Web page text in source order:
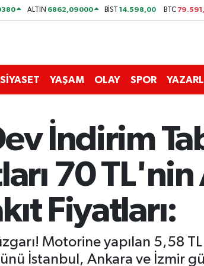
ALTIN 6862,09000 BİST14.598,00 BTC
SİYASET YAŞAM OLAY SPOR
İndirim
70 TL'nin
Fiyatları:
Motorine yapılan 5,58
İstanbul, Ankara ve İzmir